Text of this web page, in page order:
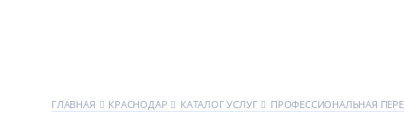
ГЛАВНАЯ КРАСНОДАР КАТАЛОГ УСЛУГ ПРОФЕССИОНАЛЬНАЯ